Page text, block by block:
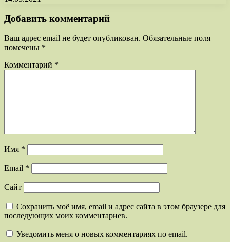
Добавить комментарий
Ваш адрес email не будет опубликован. Обязательные поля
помечены *
Комментарий *
Имя *
Email *
Сайт
Сохранить моё имя, email и адрес сайта в этом браузере для
последующих моих комментариев.
Уведомить меня о новых комментариях по email.